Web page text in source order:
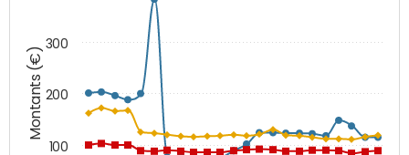
Montants (€)
100
200
300